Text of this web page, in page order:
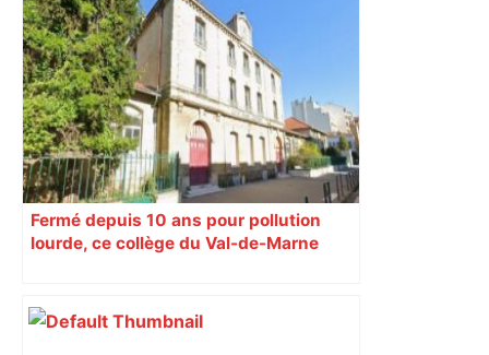
Fermé depuis 10 ans pour pollution
lourde, ce collège du Val-de-Marne